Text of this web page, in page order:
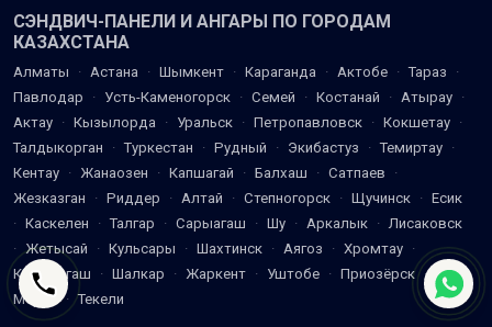
СЭНДВИЧ-ПАНЕЛИ И АНГАРЫ ПО ГОРОДАМ
КАЗАХСТАНА
Алматы · Астана · Шымкент · Караганда · Актобе · Тараз
·
Павлодар
· Усть-Каменогорск · Семей · Костанай · Атырау ·
Актау · Кызылорда · Уральск · Петропавловск · Кокшетау ·
Талдыкорган
· Туркестан · Рудный · Экибастуз · Темиртау ·
Кентау · Жанаозен · Капшагай · Балхаш · Сатпаев
·
Жезказган
· Риддер · Алтай · Степногорск · Щучинск · Есик
· Каскелен · Талгар · Сарыагаш · Шу · Аркалык ·
Лисаковск
· Жетысай · Кульсары · Шахтинск · Аягоз · Хромтау ·
Кандыагаш
· Шалкар · Жаркент · Уштобе · Приозёрск ·
Мерке
· Текели